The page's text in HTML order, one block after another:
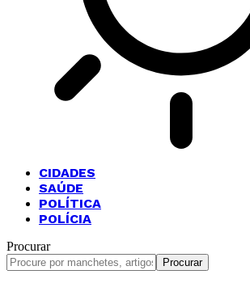
CIDADES
SAÚDE
POLÍTICA
POLÍCIA
Procurar